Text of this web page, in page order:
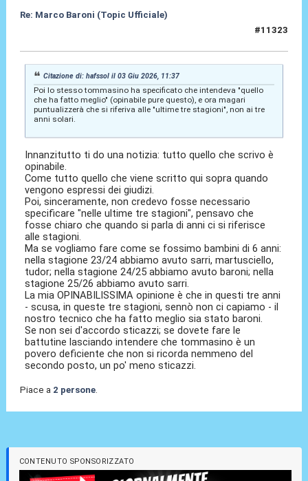
Re: Marco Baroni (Topic Ufficiale)
#11323
Citazione di: hafssol il 03 Giu 2026, 11:37
Poi lo stesso tommasino ha specificato che intendeva "quello
che ha fatto meglio" (opinabile pure questo), e ora magari
puntualizzerà che si riferiva alle "ultime tre stagioni", non ai tre
anni solari.
Innanzitutto ti do una notizia: tutto quello che scrivo è
opinabile.
Come tutto quello che viene scritto qui sopra quando
vengono espressi dei giudizi.
Poi, sinceramente, non credevo fosse necessario
specificare "nelle ultime tre stagioni", pensavo che
fosse chiaro che quando si parla di anni ci si riferisce
alle stagioni.
Ma se vogliamo fare come se fossimo bambini di 6 anni:
nella stagione 23/24 abbiamo avuto sarri, martusciello,
tudor; nella stagione 24/25 abbiamo avuto baroni; nella
stagione 25/26 abbiamo avuto sarri.
La mia OPINABILISSIMA opinione è che in questi tre anni
- scusa, in queste tre stagioni, sennò non ci capiamo - il
nostro tecnico che ha fatto meglio sia stato baroni.
Se non sei d'accordo sticazzi; se dovete fare le
battutine lasciando intendere che tommasino è un
povero deficiente che non si ricorda nemmeno del
secondo posto, un po' meno sticazzi.
Piace a 2 persone.
CONTENUTO SPONSORIZZATO